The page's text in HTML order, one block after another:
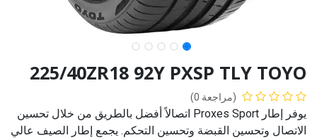
225/40ZR18 92Y PXSP TLY TOYO
(مراجعة 0)
يوفر إطار Proxes Sport اتصالاً أفضل بالطريق من خلال تحسين
الاتصال وتحسين القبضة وتحسين التحكم. يجمع إطار الصيف عالي